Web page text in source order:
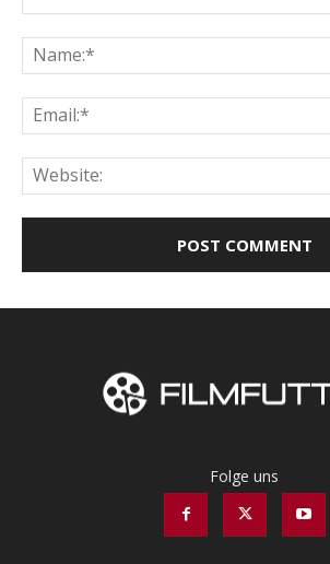
Folge uns